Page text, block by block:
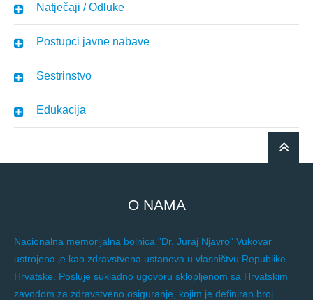
Natječaji / Odluke
Postupci javne nabave
Sestrinstvo
Edukacija
O NAMA
Nacionalna memorijalna bolnica "Dr. Juraj Njavro" Vukovar
ustrojena je kao zdravstvena ustanova u vlasništvu Republike
Hrvatske. Posluje sukladno ugovoru sklopljenom sa Hrvatskim
zavodom za zdravstveno osiguranje, kojim je definiran broj